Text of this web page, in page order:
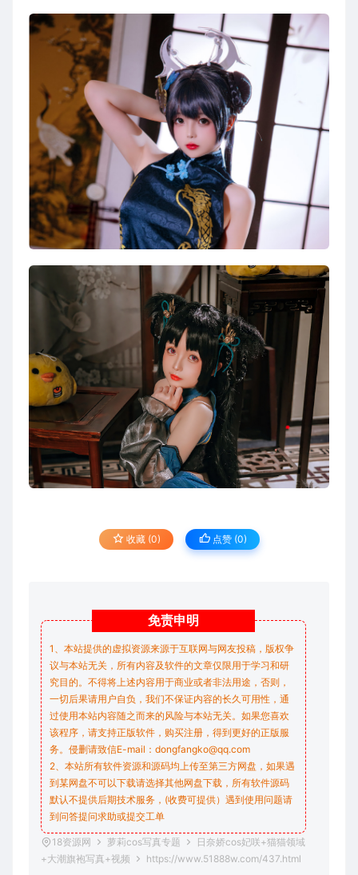
收藏 (0) 点赞 (0)
免责申明
1、本站提供的虚拟资源来源于互联网与网友投稿，版权争
议与本站无关，所有内容及软件的文章仅限用于学习和研
究目的。不得将上述内容用于商业或者非法用途，否则，
一切后果请用户自负，我们不保证内容的长久可用性，通
过使用本站内容随之而来的风险与本站无关。如果您喜欢
该程序，请支持正版软件，购买注册，得到更好的正版服
务。侵删请致信E-mail：dongfangko@qq.com
2、本站所有软件资源和源码均上传至第三方网盘，如果遇
到某网盘不可以下载请选择其他网盘下载，所有软件源码
默认不提供后期技术服务，(收费可提供）遇到使用问题请
到问答提问求助或提交工单
18资源网 萝莉cos写真专题
日奈娇cos妃咲+猫猫领域
+大潮旗袍写真+视频
https://www.51888w.com/437.html